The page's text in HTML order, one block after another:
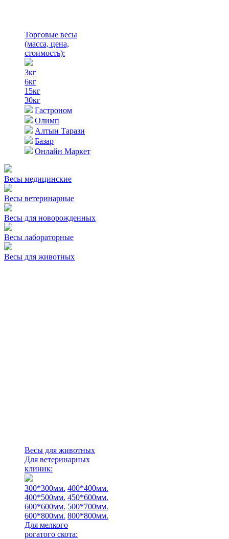
Торговые весы
(масса, цена,
стоимость):
3кг
6кг
15кг
30кг
Гастроном
Олимп
Алтын Тарази
Базар
Онлайн Маркет
Весы медицинские
Весы ветеринарные
Весы для новорожденных
Весы лабораторные
Весы для животных
Весы для животных
Для ветеринарных
клиник:
300*300мм. 400*400мм.
400*500мм. 450*600мм.
600*600мм. 500*700мм.
600*800мм. 800*800мм.
Для мелкого
рогатого скота: